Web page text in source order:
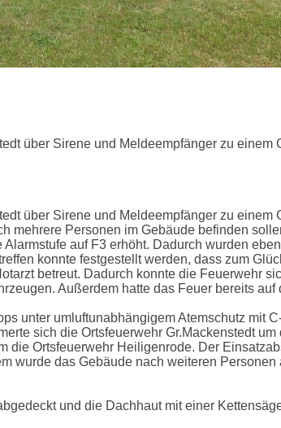
über Sirene und Meldeempfänger zu
über Sirene und Meldeempfänger zu
mehrere Personen im Gebäude befinden
auf F3 erhöht. Dadurch wurden
konnte festgestellt werden, dass zum
betreut. Dadurch konnte die Feuerwehr
Außerdem hatte das Feuer bereits auf
unter umluftunabhängigem Atemschutz mit
sich die Ortsfeuerwehr Gr.Mackenstedt
die Ortsfeuerwehr Heiligenrode. Der
wurde das Gebäude nach weiteren
und die Dachhaut mit einer